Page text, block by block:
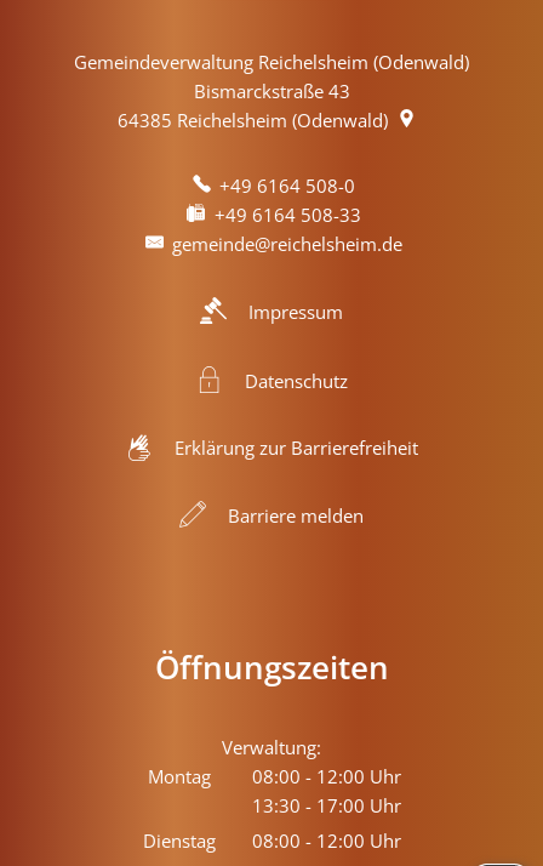
Gemeindeverwaltung Reichelsheim (Odenwald)
Bismarckstraße 43
64385 Reichelsheim (Odenwald)
+49 6164 508-0
+49 6164 508-33
gemeinde@reichelsheim.de
Impressum
Datenschutz
Erklärung zur Barrierefreiheit
Barriere melden
Öffnungszeiten
Verwaltung:
Montag
08:00 - 12:00 Uhr
Von 08:00 bis 12:00 Uhr
13:30 - 17:00 Uhr
Von 13:30 bis 17:00 Uhr
Dienstag 08:00 - 12:00 Uhr